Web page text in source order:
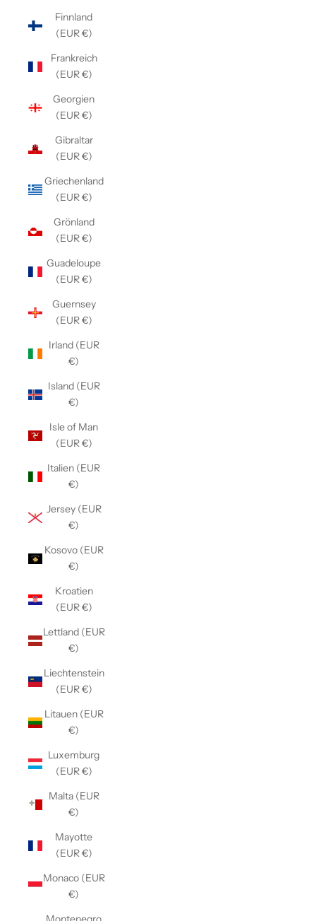
Finnland
(EUR €)
Frankreich
(EUR €)
Georgien
(EUR €)
Gibraltar
(EUR €)
Griechenland
(EUR €)
Grönland
(EUR €)
Guadeloupe
(EUR €)
Guernsey
(EUR €)
Irland (EUR
€)
Island (EUR
€)
Isle of Man
(EUR €)
Italien (EUR
€)
Jersey (EUR
€)
Kosovo (EUR
€)
Kroatien
(EUR €)
Lettland (EUR
€)
Liechtenstein
(EUR €)
Litauen (EUR
€)
Luxemburg
(EUR €)
Malta (EUR
€)
Mayotte
(EUR €)
Monaco (EUR
€)